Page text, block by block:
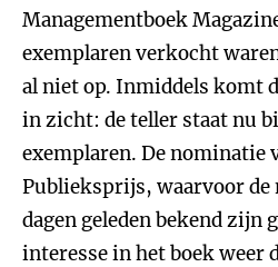
Managementboek
exemplaren verkocht
al niet op. Inmiddels komt
in zicht: de teller staat nu
exemplaren. De nominatie
Publieksprijs, waarvoor de
dagen geleden bekend zijn
interesse in het boek weer